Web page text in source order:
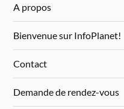
A propos
Bienvenue sur InfoPlanet!
Contact
Demande de rendez-vous